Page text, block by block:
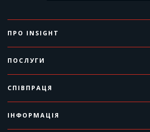
ПРО INSIGHT
ПОСЛУГИ
СПІВПРАЦЯ
ІНФОРМАЦІЯ